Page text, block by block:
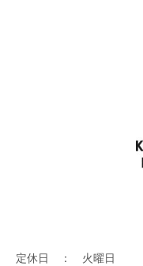
定休日 ： 火曜日